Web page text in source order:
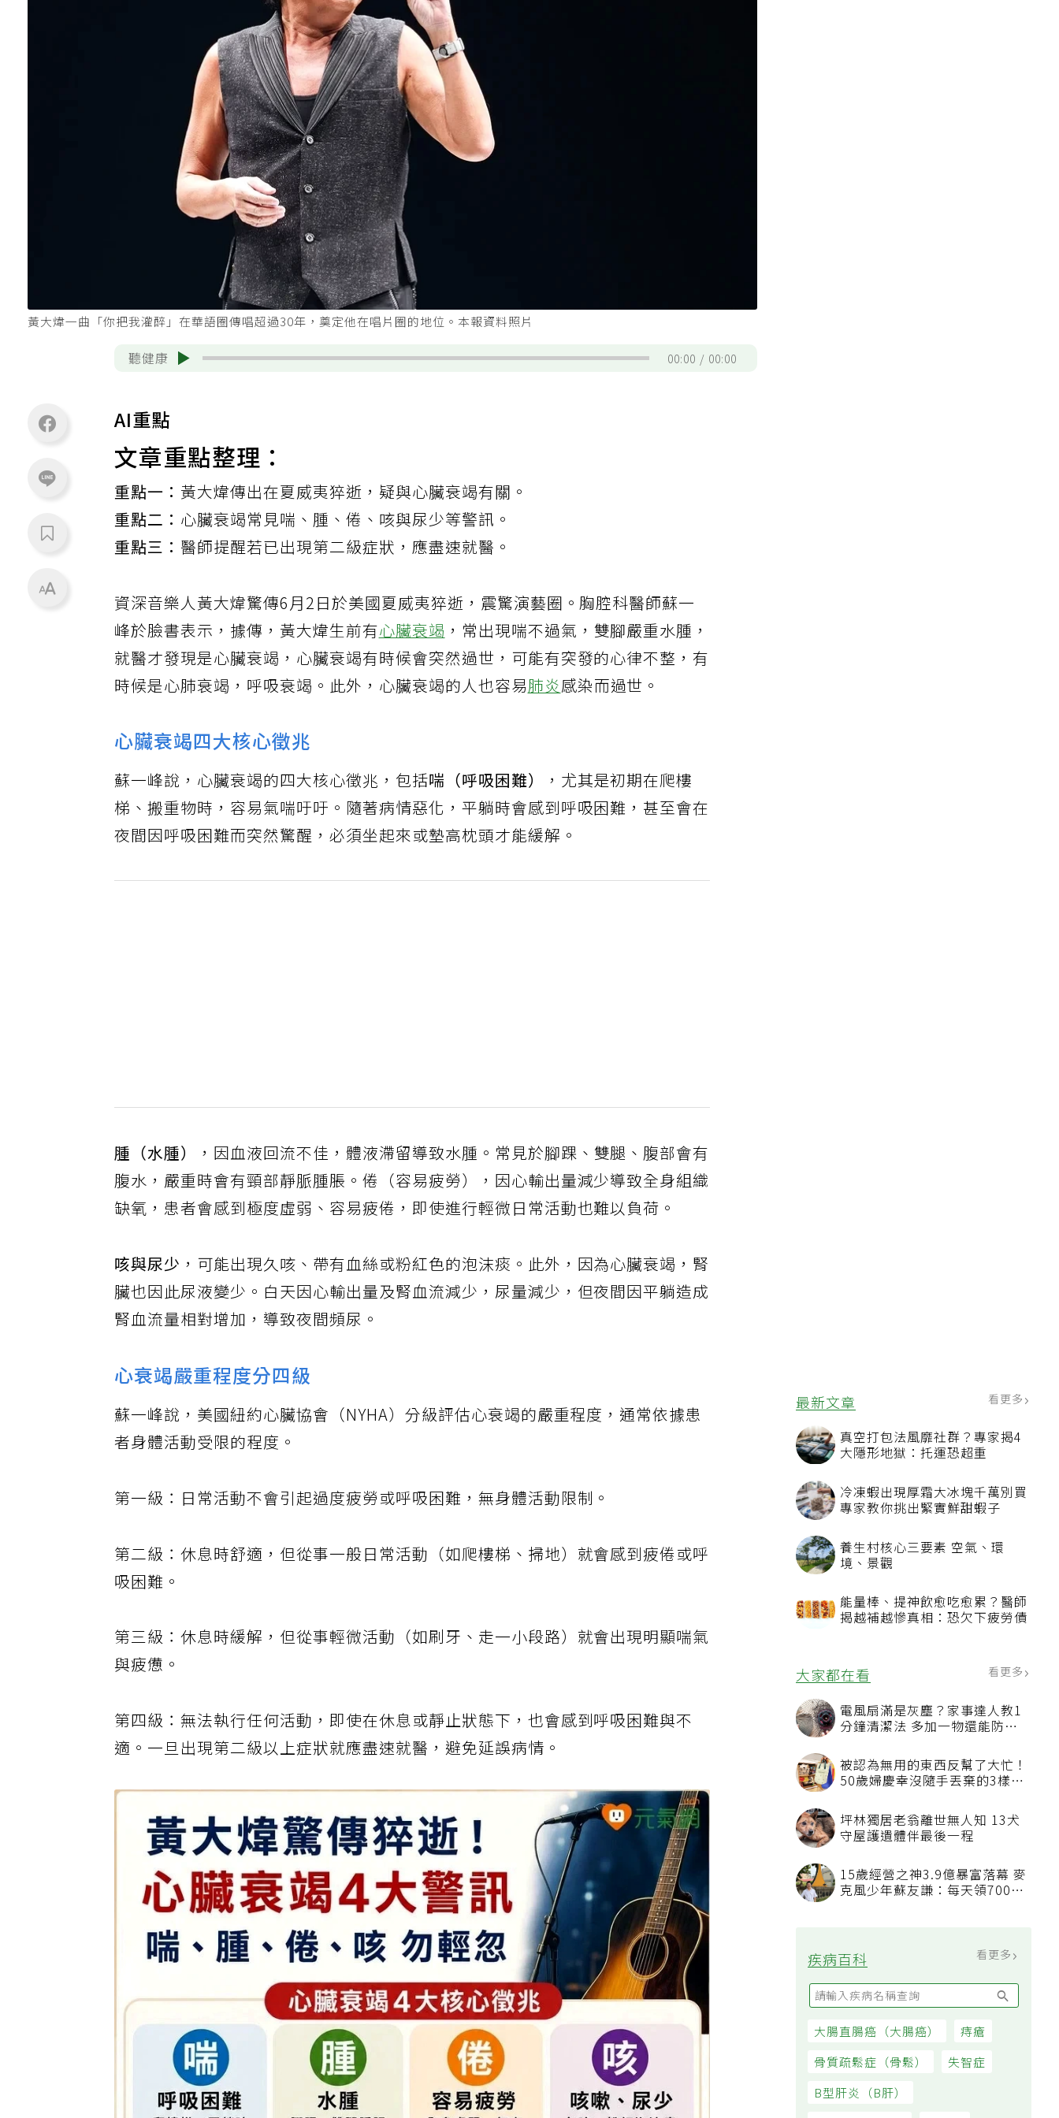
最新文章 看更多
真空打包法風靡社群？專家揭4
大隱形地獄：托運恐超重
冷凍蝦出現厚霜大冰塊千萬別買
專家教你挑出緊實鮮甜蝦子
養生村核心三要素 空氣、環
境、景觀
能量棒、提神飲愈吃愈累？醫師
揭越補越慘真相：恐欠下疲勞債
大家都在看
電風扇滿是灰塵？家事達人教1
分鐘清潔法 多加一物還能防髒
被認為無用的東西反幫了大忙！
50歲婦慶幸沒隨手丟棄的3樣物
坪林獨居老翁離世無人知 13犬
守屋護遺體伴最後一程
15歲經營之神3.9億暴富落幕 麥
疾病百科
黃大煒一曲「你把我灌醉」在華語圈傳唱超過30年，奠定他在唱片圈的地位。本報資料照片
聽健康 00:00 00:00
AI重點
文章重點整理：
重點一： 黃大煒傳出在夏威夷猝逝，疑與心臟衰竭有關。
重點二： 心臟衰竭常見喘、腫、倦、咳與尿少等警訊。
重點三： 醫師提醒若已出現第二級症狀，應盡速就醫。
資深音樂人黃大煒驚傳6月2日於美國夏威夷猝逝，震驚演藝圈。胸腔科醫師蘇一
峰於臉書表示，據傳，黃大煒生前有心臟衰竭 ，常出現喘不過氣，雙腳嚴重水腫，
就醫才發現是心臟衰竭，心臟衰竭有時候會突然過世，可能有突發的心律不整，有
時候是心肺衰竭，呼吸衰竭。此外，心臟衰竭的人也容易肺炎感染而過世。
心臟衰竭四大核心徵兆
蘇一峰說，心臟衰竭的四大核心徵兆，包括喘（呼吸困難）
，尤其是初期在爬樓
梯、搬重物時，容易氣喘吁吁。隨著病情惡化，平躺時會感到呼吸困難，甚至會在
夜間因呼吸困難而突然驚醒，必須坐起來或墊高枕頭才能緩解。
腫（水腫）
，因血液回流不佳，體液滯留導致水腫。常見於腳踝、雙腿、腹部會有
腹水，嚴重時會有頸部靜脈腫脹。倦（容易疲勞），因心輸出量減少導致全身組織
缺氧，患者會感到極度虛弱、容易疲倦，即使進行輕微日常活動也難以負荷。
咳與尿少 ，可能出現久咳、帶有血絲或粉紅色的泡沫痰。此外，因為心臟衰竭，腎
臟也因此尿液變少。白天因心輸出量及腎血流減少，尿量減少，但夜間因平躺造成
腎血流量相對增加，導致夜間頻尿。
心衰竭嚴重程度分四級
蘇一峰說，美國紐約心臟協會（NYHA）分級評估心衰竭的嚴重程度，通常依據患
者身體活動受限的程度。
第一級：日常活動不會引起過度疲勞或呼吸困難，無身體活動限制。
第二級：休息時舒適，但從事一般日常活動（如爬樓梯、掃地）就會感到疲倦或呼
吸困難。
第三級：休息時緩解，但從事輕微活動（如刷牙、走一小段路）就會出現明顯喘氣
與疲憊。
第四級：無法執行任何活動，即使在休息或靜止狀態下，也會感到呼吸困難與不
適。一旦出現第二級以上症狀就應盡速就醫，避免延誤病情。